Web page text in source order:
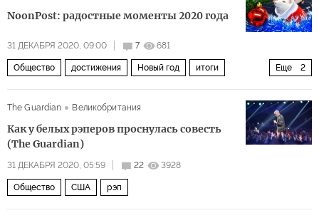
NoonPost: радостные моменты 2020 года
31 ДЕКАБРЯ 2020, 09:00 7 681
Еще 2
Общество достижения Новый год итоги
The Guardian
Великобритания
Как у белых рэперов проснулась совесть
(The Guardian)
31 ДЕКАБРЯ 2020, 05:59 22 3928
Общество США рэп